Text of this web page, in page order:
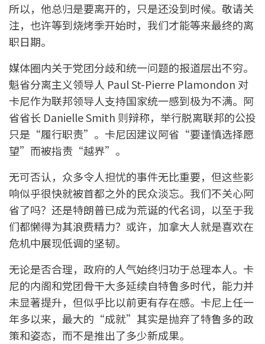
所以，他总归是要离开的，只是还没到时候。敬请关
注，也许等到烧烤季开始时，我们才能等来最终的离
职日期。
媒体圈内关于党团分歧和统一问题的报道层出不穷。
魁省分离主义领导人 Paul St-Pierre Plamondon 对
卡尼作为联邦领导人支持国家统一感到极为不满。阿
省省长 Danielle Smith 则辩称，举行脱离联邦的公投
只是“履行职责”。卡尼因建议阿省“要谨慎选择愿
望”而被指责“越界”。
无可否认，众多令人担忧的事件无比重要，但这些影
响似乎很快就被首都之外的民众淡忘。我们不关心阿
省了吗？还是特朗普已成为荒诞的代名词，以至于我
们都懒得为其浪费精力？或许，加拿大人就是喜欢在
危机中展现低调的坚韧。
无论是否合理，政府的人气始终归功于总理本人。卡
尼的内阁和党团骨干大多延续自特鲁多时代，能力并
未显著提升，但似乎比以前更有存在感。卡尼上任一
年多以来，最大的“成就”其实是抛弃了特鲁多的政
策和姿态，而不是推出了多少新成果。